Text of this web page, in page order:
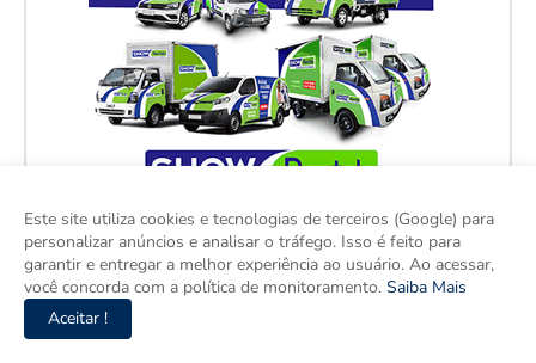
Este site utiliza cookies e tecnologias de terceiros (Google) para
personalizar anúncios e analisar o tráfego. Isso é feito para
garantir e entregar a melhor experiência ao usuário. Ao acessar,
você concorda com a política de monitoramento. Saiba Mais
Aceitar !